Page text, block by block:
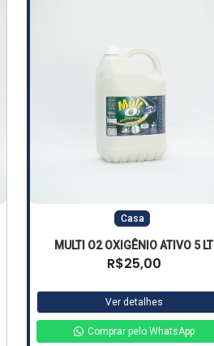
Casa
MULTI O2 OXIGÊNIO ATIVO 5 LT
R$25,00
Ver detalhes
Comprar pelo WhatsApp